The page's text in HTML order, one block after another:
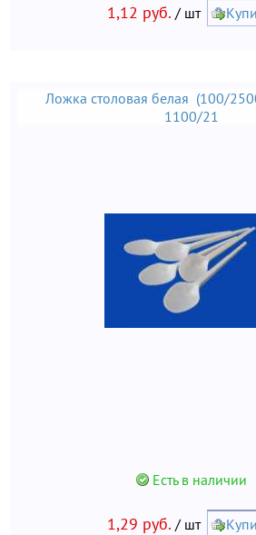
1,12 руб. / шт
Ложка столовая белая (100/
1100/21
Есть в наличии
1,29 руб. / шт